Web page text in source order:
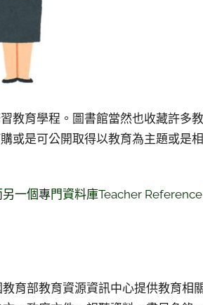
教育學程。圖書館當然也收藏許多
或是可公開取得以教育為主題或是
一個專門資料庫Teacher
育部教育資源資訊中心提供教育相